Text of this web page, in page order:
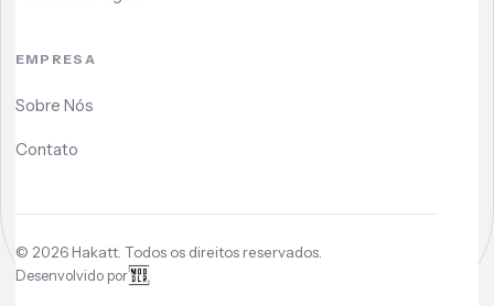
EMPRESA
Sobre Nós
Contato
© 2026Hakatt. Todos os direitos reservados.
Desenvolvido por